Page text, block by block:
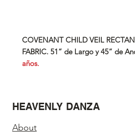
COVENANT CHILD VEIL
FABRIC. 51” de Largo y 45” de
años.
HEAVENLY DANZA
About